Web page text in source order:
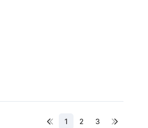
1 2 3